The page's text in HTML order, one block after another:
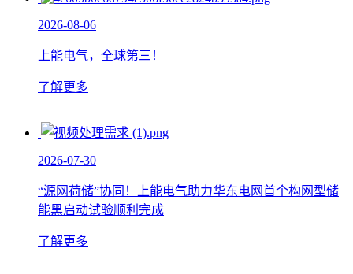
2026-08-06
上能电气，全球第三！
了解更多
2026-07-30
“源网荷储”协同！上能电气助力华东电网首个构网型储
能黑启动试验顺利完成
了解更多